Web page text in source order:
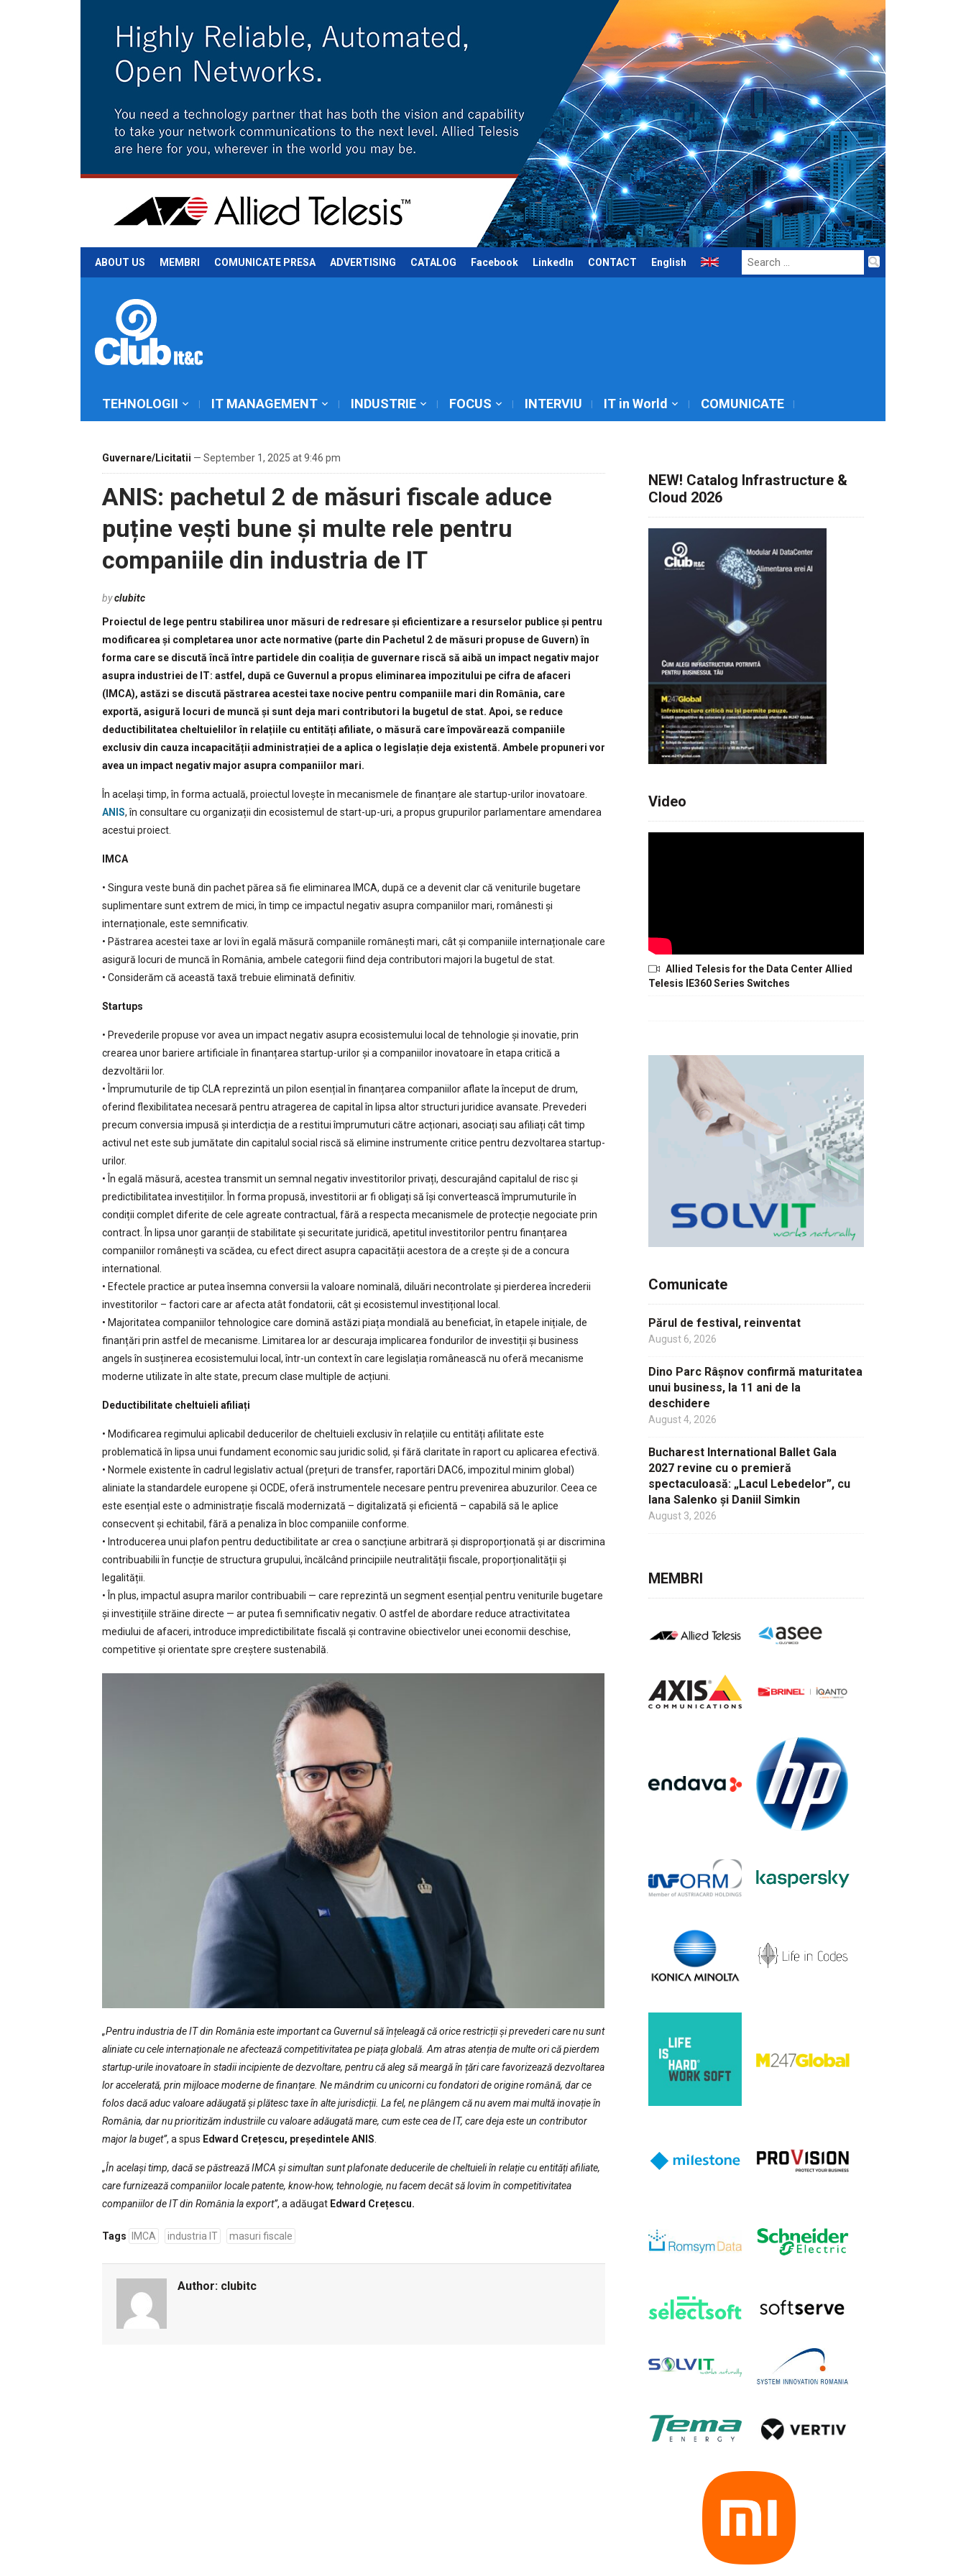
ABOUT US MEMBRI COMUNICATE PRESA ADVERTISING CATALOG Facebook LinkedIn CONTACT English
Search
for:
TEHNOLOGII IT MANAGEMENT INDUSTRIE FOCUS INTERVIU IT in World COMUNICATE
Guvernare/Licitatii — September 1, 2025 at 9:46 pm
ANIS: pachetul 2 de măsuri fiscale aduce
puține vești bune și multe rele pentru
companiile din industria de IT
byclubitc
Proiectul de lege pentru stabilirea unor măsuri de redresare și eficientizare a resurselor publice și pentru
modificarea și completarea unor acte normative (parte din Pachetul 2 de măsuri propuse de Guvern) în
forma care se discută încă între partidele din coaliția de guvernare riscă să aibă un impact negativ major
asupra industriei de IT: astfel, după ce Guvernul a propus eliminarea impozitului pe cifra de afaceri
(IMCA), astăzi se discută păstrarea acestei taxe nocive pentru companiile mari din Romȃnia, care
exportă, asigură locuri de muncă și sunt deja mari contributori la bugetul de stat. Apoi, se reduce
deductibilitatea cheltuielilor în relațiile cu entități afiliate, o măsură care împovărează companiile
exclusiv din cauza incapacității administrației de a aplica o legislație deja existentă. Ambele propuneri vor
avea un impact negativ major asupra companiilor mari.
În același timp, în forma actuală, proiectul lovește în mecanismele de finanțare ale startup-urilor inovatoare.
ANIS, în consultare cu organizații din ecosistemul de start-up-uri, a propus grupurilor parlamentare amendarea
acestui proiect.
IMCA
• Singura veste bună din pachet părea să fie eliminarea IMCA, după ce a devenit clar că veniturile bugetare
suplimentare sunt extrem de mici, în timp ce impactul negativ asupra companiilor mari, românesti și
internaționale, este semnificativ.
• Păstrarea acestei taxe ar lovi în egală măsură companiile romȃnești mari, cât și companiile internaționale care
asigură locuri de muncă în Romȃnia, ambele categorii fiind deja contributori majori la bugetul de stat.
• Considerăm că această taxă trebuie eliminată definitiv.
Startups
• Prevederile propuse vor avea un impact negativ asupra ecosistemului local de tehnologie și inovatie, prin
crearea unor bariere artificiale în finanțarea startup-urilor și a companiilor inovatoare în etapa critică a
dezvoltării lor.
• Împrumuturile de tip CLA reprezintă un pilon esențial în finanțarea companiilor aflate la început de drum,
oferind flexibilitatea necesară pentru atragerea de capital în lipsa altor structuri juridice avansate. Prevederi
precum conversia impusă și interdicția de a restitui împrumuturi către acționari, asociați sau afiliați cât timp
activul net este sub jumătate din capitalul social riscă să elimine instrumente critice pentru dezvoltarea startup-
urilor.
• În egală măsură, acestea transmit un semnal negativ investitorilor privați, descurajând capitalul de risc și
predictibilitatea investițiilor. În forma propusă, investitorii ar fi obligați să își convertească împrumuturile în
condiții complet diferite de cele agreate contractual, fără a respecta mecanismele de protecție negociate prin
contract. În lipsa unor garanții de stabilitate și securitate juridică, apetitul investitorilor pentru finanțarea
companiilor românești va scădea, cu efect direct asupra capacității acestora de a crește și de a concura
international.
• Efectele practice ar putea însemna conversii la valoare nominală, diluări necontrolate și pierderea încrederii
investitorilor – factori care ar afecta atât fondatorii, cât și ecosistemul investițional local.
• Majoritatea companiilor tehnologice care domină astăzi piața mondială au beneficiat, în etapele inițiale, de
finanțări prin astfel de mecanisme. Limitarea lor ar descuraja implicarea fondurilor de investiții și business
angels în susținerea ecosistemului local, într-un context în care legislația românească nu oferă mecanisme
moderne utilizate în alte state, precum clase multiple de acțiuni.
Deductibilitate cheltuieli afiliați
• Modificarea regimului aplicabil deducerilor de cheltuieli exclusiv în relațiile cu entități afilitate este
problematică în lipsa unui fundament economic sau juridic solid, și fără claritate în raport cu aplicarea efectivă.
• Normele existente în cadrul legislativ actual (prețuri de transfer, raportări DAC6, impozitul minim global)
aliniate la standardele europene și OCDE, oferă instrumentele necesare pentru prevenirea abuzurilor. Ceea ce
este esențial este o administrație fiscală modernizată – digitalizată și eficientă – capabilă să le aplice
consecvent și echitabil, fără a penaliza în bloc companiile conforme.
• Introducerea unui plafon pentru deductibilitate ar crea o sancțiune arbitrară și disproporționată și ar discrimina
contribuabilii în funcție de structura grupului, încălcând principiile neutralității fiscale, proporționalității și
legalității.
• În plus, impactul asupra marilor contribuabili — care reprezintă un segment esențial pentru veniturile bugetare
și investițiile străine directe — ar putea fi semnificativ negativ. O astfel de abordare reduce atractivitatea
mediului de afaceri, introduce impredictibilitate fiscală și contravine obiectivelor unei economii deschise,
competitive și orientate spre creștere sustenabilă.
„Pentru industria de IT din Romȃnia este important ca Guvernul să înțeleagă că orice restricții și prevederi care nu sunt
aliniate cu cele internaționale ne afectează competitivitatea pe piața globală. Am atras atenția de multe ori că pierdem
startup-urile inovatoare în stadii incipiente de dezvoltare, pentru că aleg să meargă în țări care favorizează dezvoltarea
lor accelerată, prin mijloace moderne de finanțare. Ne mȃndrim cu unicorni cu fondatori de origine romȃnă, dar ce
folos dacă aduc valoare adăugată și plătesc taxe în alte jurisdicții. La fel, ne plȃngem că nu avem mai multă inovație în
Romȃnia, dar nu prioritizăm industriile cu valoare adăugată mare, cum este cea de IT, care deja este un contributor
major la buget”, a spus Edward Crețescu, președintele ANIS.
„În același timp, dacă se păstrează IMCA și simultan sunt plafonate deducerile de cheltuieli în relație cu entități afiliate,
care furnizează companiilor locale patente, know-how, tehnologie, nu facem decȃt să lovim în competitivitatea
companiilor de IT din Romȃnia la export”, a adăugat Edward Crețescu.
Tags IMCA industria IT masuri fiscale
Author: clubitc
NEW! Catalog Infrastructure &
Cloud 2026
Video
Allied Telesis for the Data Center Allied
Telesis IE360 Series Switches
Comunicate
Părul de festival, reinventat
August 6, 2026
Dino Parc Râșnov confirmă maturitatea
unui business, la 11 ani de la
deschidere
August 4, 2026
Bucharest International Ballet Gala
2027 revine cu o premieră
spectaculoasă: „Lacul Lebedelor”, cu
Iana Salenko și Daniil Simkin
August 3, 2026
MEMBRI